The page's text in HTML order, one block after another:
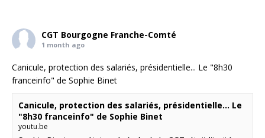
CGT Bourgogne Franche-Comté
1 month ago
Canicule, protection des salariés, présidentielle... Le "8h30
franceinfo" de Sophie Binet
Canicule, protection des salariés, présidentielle... Le
"8h30 franceinfo" de Sophie Binet
youtu.be